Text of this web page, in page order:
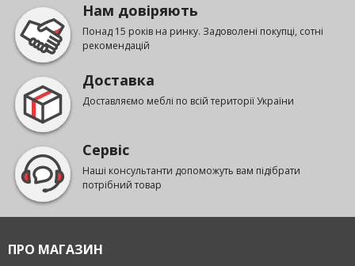
Нам довіряють
Понад 15 років на ринку. Задоволені покупці, сотні
рекомендацій
Доставка
Доставляємо меблі по всій території України
Сервіс
Наші консультанти допоможуть вам підібрати
потрібний товар
ПРО МАГАЗИН